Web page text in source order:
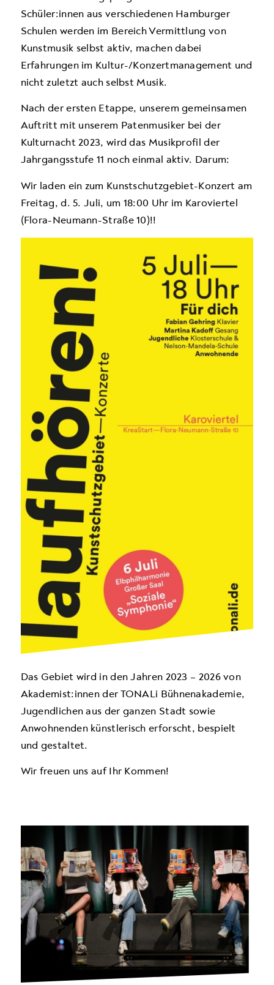
Schüler:innen aus verschiedenen Hamburger
Schulen werden im Bereich Vermittlung von
Kunstmusik selbst aktiv, machen dabei
Erfahrungen im Kultur-/Konzert­management und
nicht zuletzt auch selbst Musik.
Nach der ersten Etappe, unserem gemeinsamen
Auftritt mit unserem Patenmusiker bei der
Kulturnacht 2023, wird das Musikprofil der
Jahrgangsstufe 11 noch einmal aktiv. Darum:
Wir laden ein zum Kunstschutzgebiet-Konzert am
Freitag, d. 5. Juli, um 18:00 Uhr im Karoviertel
(Flora-Neumann-Straße 10)!!
Das Gebiet wird in den Jahren 2023 – 2026 von
Akademist:innen der TONALi Bühnenakademie,
Jugendlichen aus der ganzen Stadt sowie
Anwohnenden künstlerisch erforscht, bespielt
und gestaltet.
Wir freuen uns auf Ihr Kommen!